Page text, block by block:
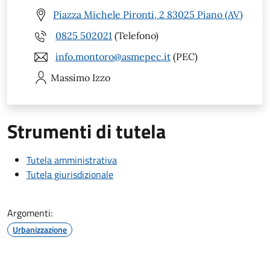
Piazza Michele Pironti, 2 83025 Piano (AV)
0825 502021 (Telefono)
info.montoro@asmepec.it (PEC)
Massimo Izzo
Strumenti di tutela
Tutela amministrativa
Tutela giurisdizionale
Argomenti:
Urbanizzazione